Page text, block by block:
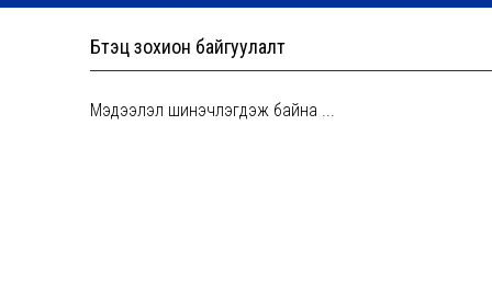
Бүтэц зохион байгуулалт
Мэдээлэл шинэчлэгдэж байна ...